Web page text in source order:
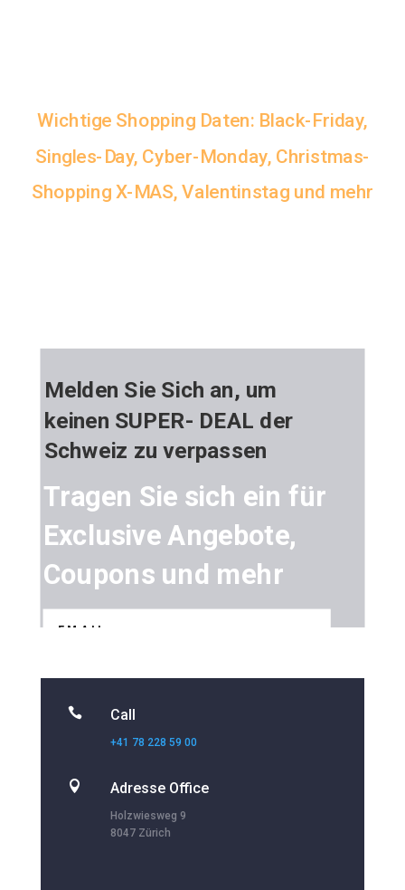
Wichtige Shopping Daten: Black-Friday,
Singles-Day, Cyber-Monday, Christmas-
Shopping X-MAS, Valentinstag und mehr
Melden Sie Sich an, um
keinen SUPER- DEAL der
Schweiz zu verpassen
Tragen Sie sich ein für
Exclusive Angebote,
Coupons und mehr
 Call
+41 78 228 59 00
 Adresse Office
Holzwiesweg 9
8047 Zürich